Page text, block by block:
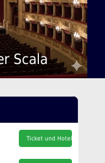
Scala
Ticket und Hotel